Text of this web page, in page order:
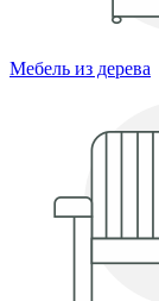
Мебель из дерева